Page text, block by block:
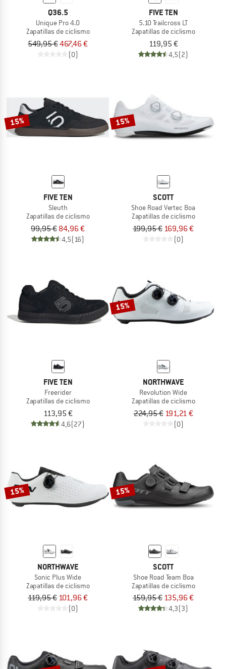
Q36.5
Unique Pro 4.0
Zapatillas de ciclismo
549,95 €467,46 €
(0)
FIVE TEN
5.10 Trailcross LT
Zapatillas de ciclismo
119,95 €
4,5(2)
15%
FIVE TEN
Sleuth
Zapatillas de ciclismo
99,95 € 84,96 €
4,5(16)
15%
SCOTT
Shoe Road Vertec Boa
Zapatillas de ciclismo
199,95 € 169,96 €
(0)
FIVE TEN
Freerider
Zapatillas de ciclismo
113,95 €
4,6(27)
15%
NORTHWAVE
Revolution Wide
Zapatillas de ciclismo
224,95 € 191,21 €
(0)
15%
NORTHWAVE
Sonic Plus Wide
Zapatillas de ciclismo
119,95 € 101,96 €
(0)
15%
SCOTT
Shoe Road Team Boa
Zapatillas de ciclismo
159,95 € 135,96 €
4,3(3)